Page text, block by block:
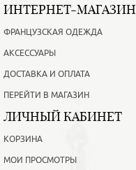
ИНТЕРНЕТ-МАГАЗИН
ФРАНЦУЗСКАЯ ОДЕЖДА
АКСЕССУАРЫ
ДОСТАВКА И ОПЛАТА
ПЕРЕЙТИ В МАГАЗИН
ЛИЧНЫЙ КАБИНЕТ
КОРЗИНА
МОИ ПРОСМОТРЫ